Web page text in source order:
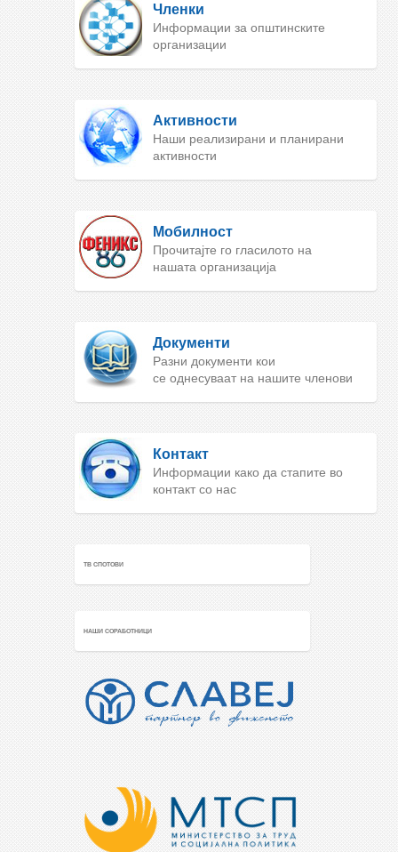
Членки
Информации за општинските
организации
Активности
Наши реализирани и планирани
активности
Мобилност
Прочитајте го гласилото на
нашата организација
Документи
Разни документи кои
се однесуваат на нашите членови
Контакт
Информации како да стапите во
контакт со нас
ТВ СПОТОВИ
НАШИ СОРАБОТНИЦИ